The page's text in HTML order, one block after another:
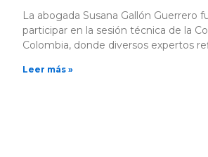
La abogada Susana Gallón Guerrero
participar en la sesión técnica de la
Colombia, donde diversos expertos
Leer más »